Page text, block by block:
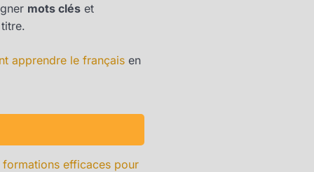
mots clés et
apprendre le français en
formations efficaces pour